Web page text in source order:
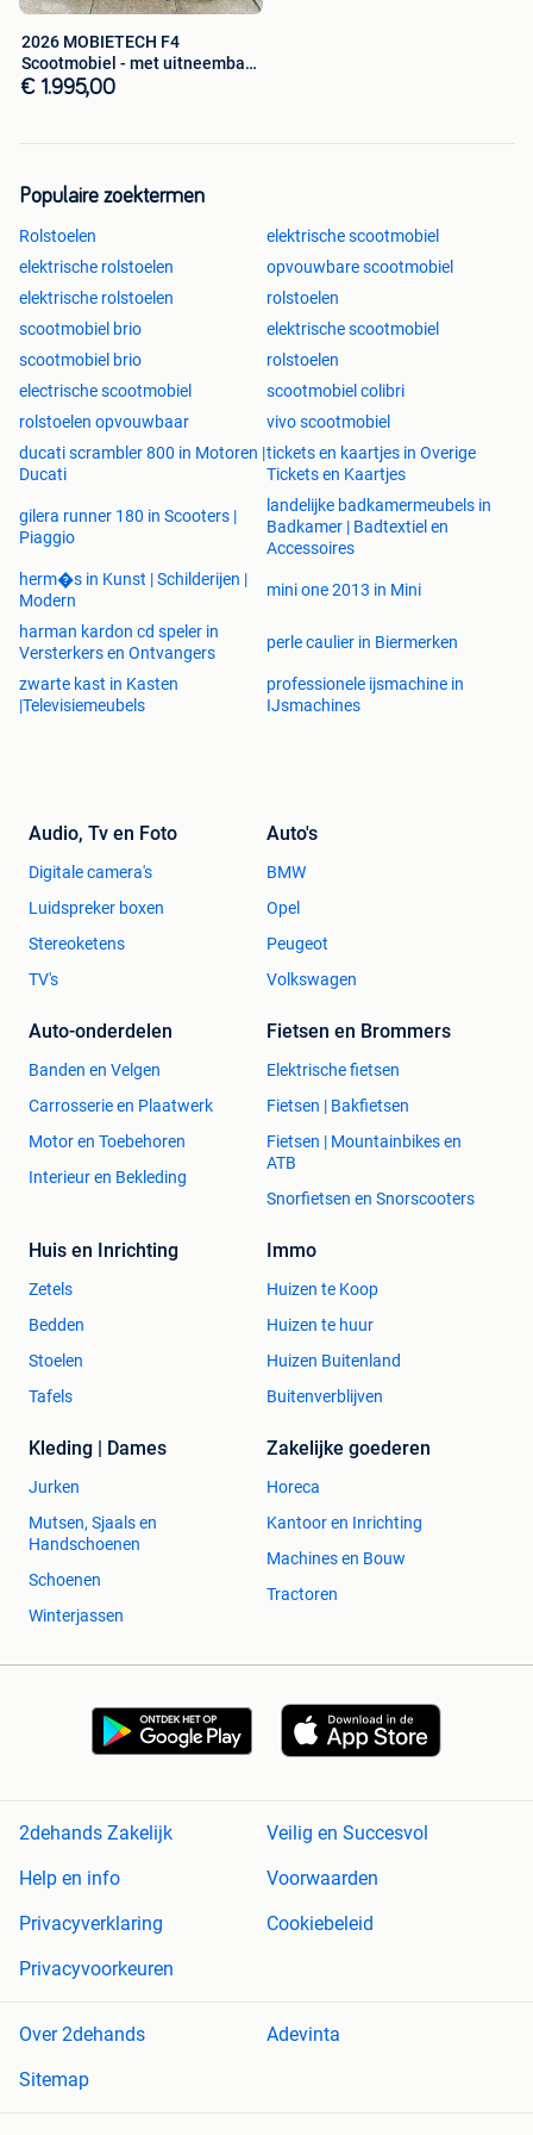
De scootmobiel beschikt over:
• Gesloten vooraan mandje
• Reflectoren
Hierdoor ben je goed zichtbaar bij schemering of bewolkt
weer.
Technische specificaties
• Motorvermogen: 350W
• Accu: 48V 20Ah
• Maximale snelheid: ±13 km/u
• Actieradius: tot 75km
• Oplaadtijd: 8–12 uur
• Klimvermogen: tot 15°
• Maximaal gebruikersgewicht: 150kg
• Banden: 3.50-6
Rust – Stabiliteit – Vertrouwen
Thuislevering mogelijke
Telefoonnummer: +32 488 826 971 whatsapp actief
Electrische rolstoelen
2026 MOBIETECH F4
Scootmobiel - met uitneembare
lithium accu
€ 1.995,00
Populaire zoektermen
Rolstoelen
elektrische scootmobiel
elektrische rolstoelen
opvouwbare scootmobiel
elektrische rolstoelen
rolstoelen
scootmobiel brio
elektrische scootmobiel
scootmobiel brio
rolstoelen
electrische scootmobiel
scootmobiel colibri
rolstoelen opvouwbaar
vivo scootmobiel
ducati scrambler 800 in Motoren |
Ducati
tickets en kaartjes in Overige
Tickets en Kaartjes
gilera runner 180 in Scooters |
Piaggio
landelijke badkamermeubels in
Badkamer | Badtextiel en
Accessoires
herm�s in Kunst | Schilderijen |
Modern
mini one 2013 in Mini
harman kardon cd speler in
Versterkers en Ontvangers
perle caulier in Biermerken
zwarte kast in Kasten
|Televisiemeubels
professionele ijsmachine in
IJsmachines
Audio, Tv en Foto
Digitale camera's
Luidspreker boxen
Stereoketens
TV's
Auto's
BMW
Opel
Peugeot
Volkswagen
Auto-onderdelen
Banden en Velgen
Carrosserie en Plaatwerk
Motor en Toebehoren
Interieur en Bekleding
Fietsen en Brommers
Elektrische fietsen
Fietsen | Bakfietsen
Fietsen | Mountainbikes en
ATB
Snorfietsen en Snorscooters
Huis en Inrichting
Zetels
Bedden
Stoelen
Tafels
Immo
Huizen te Koop
Huizen te huur
Huizen Buitenland
Buitenverblijven
Kleding | Dames
Jurken
Mutsen, Sjaals en
Handschoenen
Schoenen
Winterjassen
Zakelijke goederen
Horeca
Kantoor en Inrichting
Machines en Bouw
Tractoren
2dehands Zakelijk
Veilig en Succesvol
Help en info
Voorwaarden
Privacyverklaring
Cookiebeleid
Privacyvoorkeuren
Over 2dehands
Adevinta
Sitemap